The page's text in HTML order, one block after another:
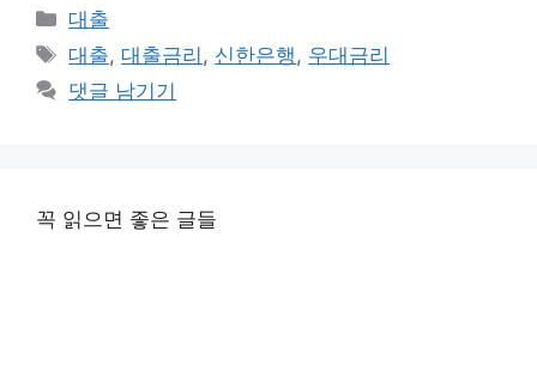
카
테
고
리
대출
태
그
대출,대출금리 , 신한은행 , 우대금리
댓글 남기기
꼭 읽으면 좋은 글들